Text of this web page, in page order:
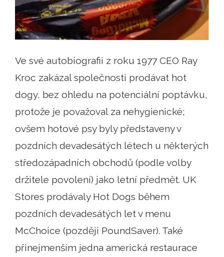
Ve své autobiografii z roku 1977 CEO Ray
Kroc zakázal společnosti prodávat hot
dogy, bez ohledu na potenciální poptávku,
protože je považoval za nehygienické;
ovšem hotové psy byly představeny v
pozdních devadesátých létech u některých
středozápadních obchodů (podle volby
držitele povolení) jako letní předmět. UK
Stores prodávaly Hot Dogs během
pozdních devadesátých let v menu
McChoice (později PoundSaver). Také
přinejmenším jedna americká restaurace